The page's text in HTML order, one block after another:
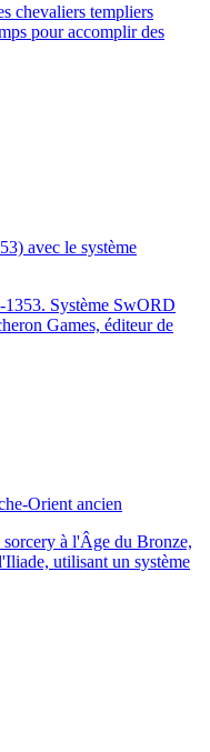
chevaliers templiers
pour accomplir des
avec le système
Système SwORD
Games, éditeur de
Orient ancien
à l'Âge du Bronze,
utilisant un système